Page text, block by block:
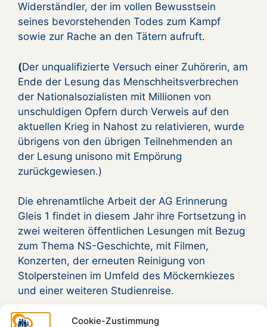
Cookie-Zustimmung
Widerständler, der im vollen Bewusstsein
seines bevorstehenden Todes zum Kampf
sowie zur Rache an den Tätern aufruft.
(Der unqualifizierte Versuch einer Zuhörerin, am
Ende der Lesung das Menschheitsverbrechen
der Nationalsozialisten mit Millionen von
unschuldigen Opfern durch Verweis auf den
aktuellen Krieg in Nahost zu relativieren, wurde
übrigens von den übrigen Teilnehmenden an
der Lesung unisono mit Empörung
zurückgewiesen.)
Die ehrenamtliche Arbeit der AG Erinnerung
Gleis 1 findet in diesem Jahr ihre Fortsetzung in
zwei weiteren öffentlichen Lesungen mit Bezug
zum Thema NS-Geschichte, mit Filmen,
Konzerten, der erneuten Reinigung von
Stolpersteinen im Umfeld des Möckernkiezes
und einer weiteren Studienreise.